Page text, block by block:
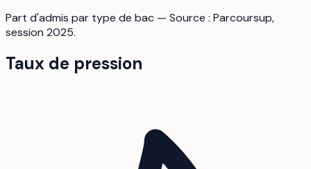
Part d'admis par type de bac — Source : Parcoursup,
session 2025.
Taux de pression